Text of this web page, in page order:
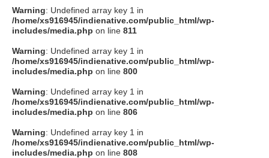
クト
SOCIAL
Facebook
instagram
Warning: Undefined array key 1 in
/home/xs916945/indienative.com/public_html/wp-
includes/media.php on line 811
Warning: Undefined array key 1 in
/home/xs916945/indienative.com/public_html/wp-
includes/media.php on line 800
Warning: Undefined array key 1 in
/home/xs916945/indienative.com/public_html/wp-
includes/media.php on line 806
Warning: Undefined array key 1 in
/home/xs916945/indienative.com/public_html/wp-
includes/media.php on line 808